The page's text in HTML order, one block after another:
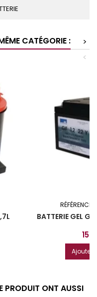
CATÉGORIE :
>
<
RÉFÉRENCE:
BATTERIE GEL
Prix
Ajouter
PRODUIT ONT AUSSI